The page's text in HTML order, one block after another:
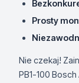
Prosty
Nie czekaj!
PB1-100